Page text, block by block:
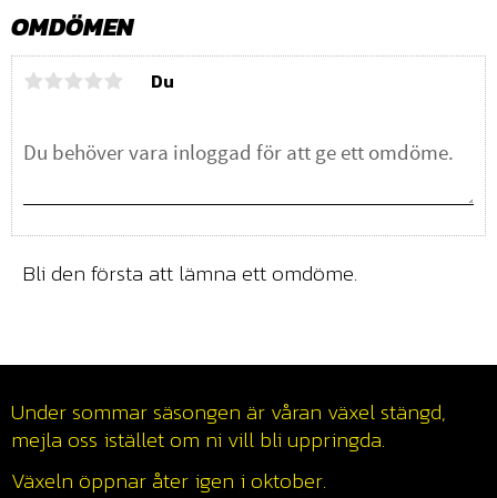
OMDÖMEN
Du
Bli den första att lämna ett omdöme.
Under sommar säsongen är våran växel stängd,
mejla oss istället om ni vill bli uppringda.
Växeln öppnar åter igen i oktober.